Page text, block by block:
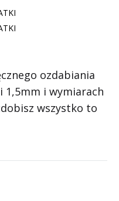
ozdabiania
1,5mm i wymiarach
wszystko to